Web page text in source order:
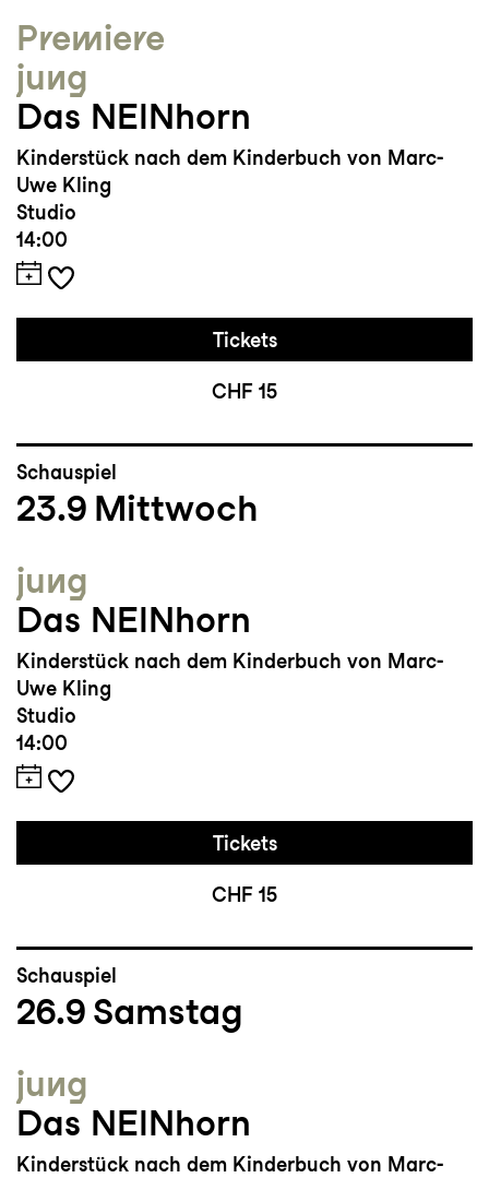
Premiere
jung
Das NEINhorn
Kinderstück nach dem Kinderbuch von Marc-
Uwe Kling
Studio
14:00
Tickets
CHF 15
Schauspiel
23.9 Mittwoch
jung
Das NEINhorn
Kinderstück nach dem Kinderbuch von Marc-
Uwe Kling
Studio
14:00
Tickets
CHF 15
Schauspiel
26.9 Samstag
jung
Das NEINhorn
Kinderstück nach dem Kinderbuch von Marc-